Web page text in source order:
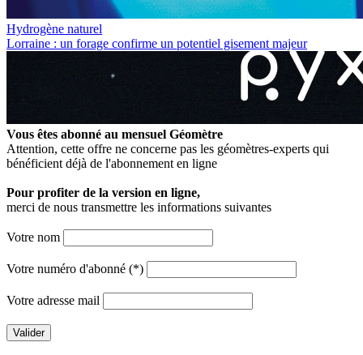
Hydrogène naturel
Lorraine : un forage confirme un potentiel gisement majeur
Vous êtes abonné au mensuel Géomètre
Attention, cette offre ne concerne pas les géomètres-experts qui
bénéficient déjà de l'abonnement en ligne
Pour profiter de la version en ligne,
merci de nous transmettre les informations suivantes
Votre nom
Votre numéro d'abonné (*)
Votre adresse mail